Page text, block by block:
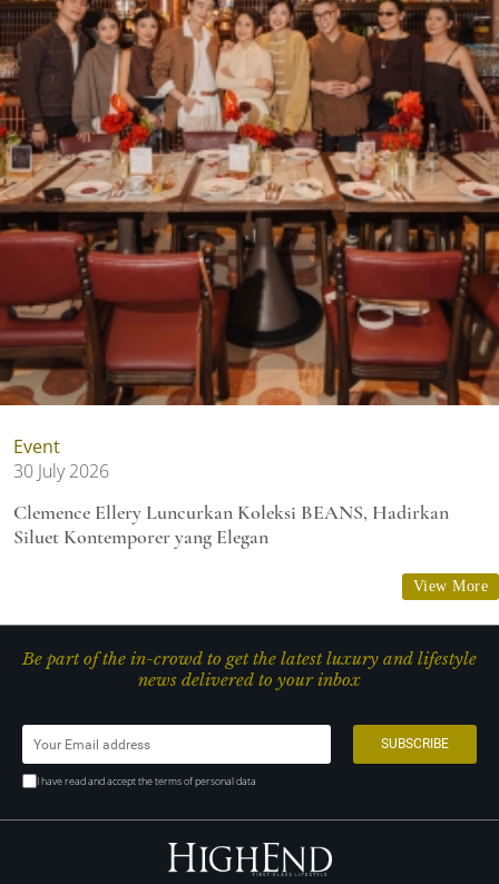
Event
30 July 2026
Clemence Ellery Luncurkan Koleksi BEANS, Hadirkan
Siluet Kontemporer yang Elegan
View More
Be part of the in-crowd to get the latest luxury and lifestyle
news delivered to your inbox
I have read and accept the terms of personal data